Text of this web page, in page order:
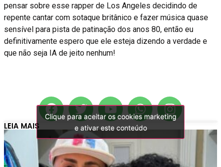
pensar sobre esse rapper de Los Angeles decidindo de
repente cantar com sotaque britânico e fazer música quase
sensível para pista de patinação dos anos 80, então eu
definitivamente espero que ele esteja dizendo a verdade e
que não seja IA de jeito nenhum!
Clique para aceitar os cookies marketing
e ativar este conteúdo
Clique para aceitar os cookies marketing
e ativar este conteúdo
LEIA MAIS